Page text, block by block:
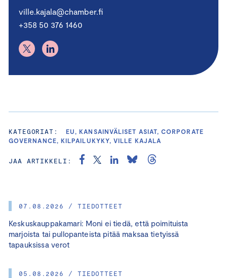
07.08.2026 / TIEDOTTEET
Keskuskauppakamari: Moni ei tiedä, että poimituista
marjoista tai pullopanteista pitää maksaa tietyissä
tapauksissa verot
05.08.2026 / TIEDOTTEET
ville.kajala@chamber.fi
+358 50 376 1460
KATEGORIAT:
EU, KANSAINVÄLISET ASIAT, CORPORATE
GOVERNANCE, KILPAILUKYKY, VILLE KAJALA
JAA ARTIKKELI: